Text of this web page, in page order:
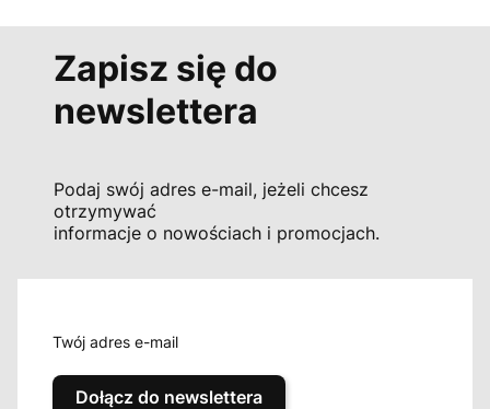
Zapisz się do
newslettera
Podaj swój adres e-mail, jeżeli chcesz
otrzymywać
informacje o nowościach i promocjach.
Twój adres e-mail
Dołącz do newslettera